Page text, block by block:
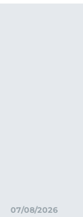
07/08/2026